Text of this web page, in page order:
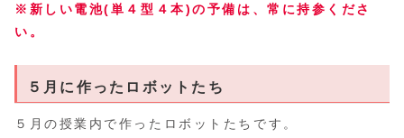
※新しい電池(単４型４本)の予備は、常に持参くださ
い。
５月に作ったロボットたち
５月の授業内で作ったロボットたちです。